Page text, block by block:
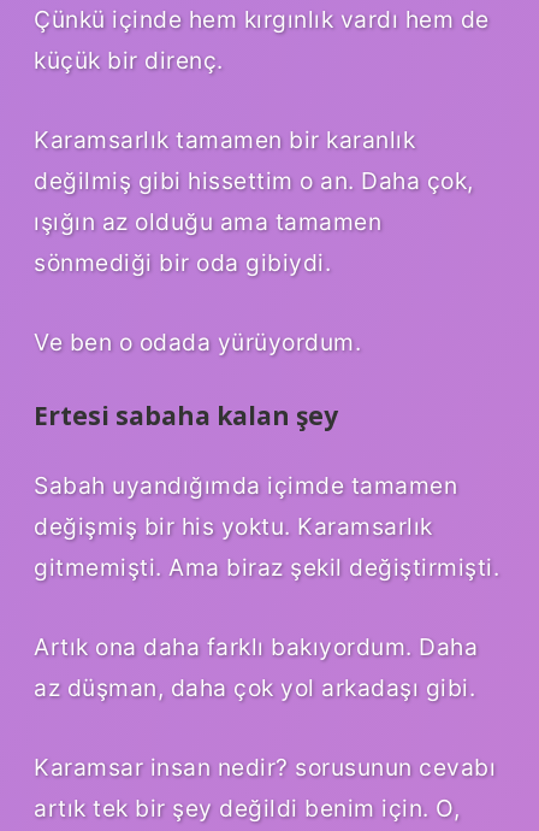
Çünkü içinde hem kırgınlık vardı hem de
küçük bir direnç.
Karamsarlık tamamen bir karanlık
değilmiş gibi hissettim o an. Daha çok,
ışığın az olduğu ama tamamen
sönmediği bir oda gibiydi.
Ve ben o odada yürüyordum.
Ertesi sabaha kalan şey
Sabah uyandığımda içimde tamamen
değişmiş bir his yoktu. Karamsarlık
gitmemişti. Ama biraz şekil değiştirmişti.
Artık ona daha farklı bakıyordum. Daha
az düşman, daha çok yol arkadaşı gibi.
Karamsar insan nedir? sorusunun cevabı
artık tek bir şey değildi benim için. O,